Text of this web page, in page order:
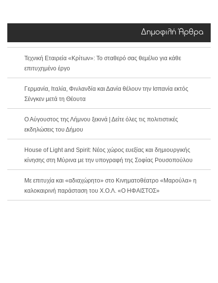
Δημοφιλή Άρθρα
Τεχνική Εταιρεία «Κρίτων»: Το σταθερό σας θεμέλιο για κάθε
επιτυχημένο έργο
Γερμανία, Ιταλία, Φινλανδία και Δανία θέλουν την Ισπανία εκτός
Σένγκεν μετά τη Θέουτα
Ο Αύγουστος της Λήμνου ξεκινά | Δείτε όλες τις πολιτιστικές
εκδηλώσεις του Δήμου
House of Light and Spirit: Νέος χώρος ευεξίας και δημιουργικής
κίνησης στη Μύρινα με την υπογραφή της Σοφίας Ρουσοπούλου
Με επιτυχία και «αδιαχώρητο» στο Κινηματοθέατρο «Μαρούλα» η
καλοκαιρινή παράσταση του Χ.Ο.Λ. «Ο ΗΦΑΙΣΤΟΣ»